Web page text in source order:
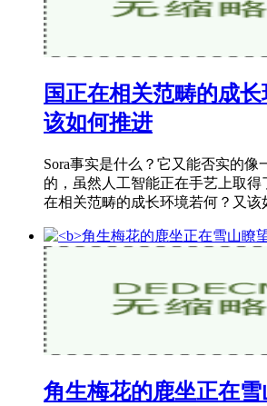
国正在相关范畴的成
该如何推进
Sora事实是什么？它又能否实的像
的，虽然人工智能正在手艺上取得
在相关范畴的成长环境若何？又该
角生梅花的鹿坐正在